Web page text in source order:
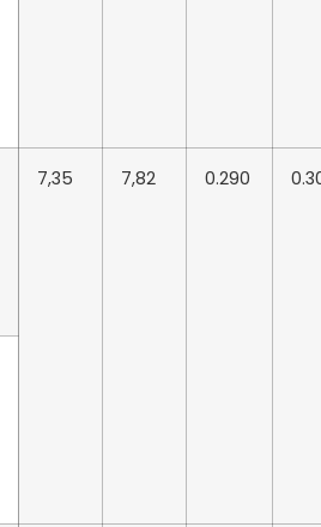
7,35 7,82 0.290